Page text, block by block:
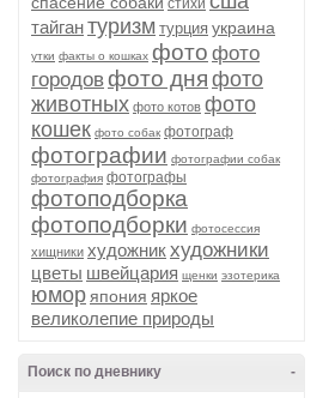
стихи
тайгантуризм турция украина
утки факты о кошках фото фото
городовфото дня фото
животных фото котов фото
кошек фото собак фотограф
фотографии фотографии собак
фотография фотографы
фотоподборка
фотоподборки фотосессия
хищники художникхудожники
цветы швейцария щенки эзотерика
юмор япония яркое
великолепие природы
-
Поиск по дневнику